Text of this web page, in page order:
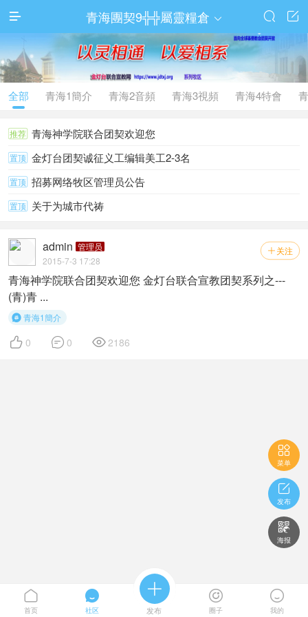
 青海團契9╬╬屬靈糧倉  

全部 青海1簡介 青海2音頻 青海3視頻 青海4特會
推荐 青海神学院联合团契欢迎您
置顶 金灯台团契诚征义工编辑美工2-3名
置顶 招募网络牧区管理员公告
置顶 关于为城市代祷
 关注
admin 管理员
2015-7-3 17:28
青海神学院联合团契欢迎您 金灯台联合宣教团契系列之---
(青)青 ...
青海1簡介
 0  0  2186

菜单

发布

海报

首页

社区

发布

圈子

我的